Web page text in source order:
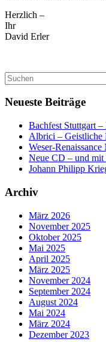
Herzlich –
Ihr
David Erler
Suchen
nach:
Neueste Beiträge
Bachfest Stuttgart –
Albrici – Geistliche
Weser-
Neue CD – und mit
Johann Philipp
Archiv
März 2026
November 2025
Oktober 2025
Mai 2025
April 2025
März 2025
November 2024
September 2024
August 2024
Mai 2024
März 2024
Dezember 2023